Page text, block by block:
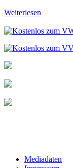
Weiterlesen
Mediadaten